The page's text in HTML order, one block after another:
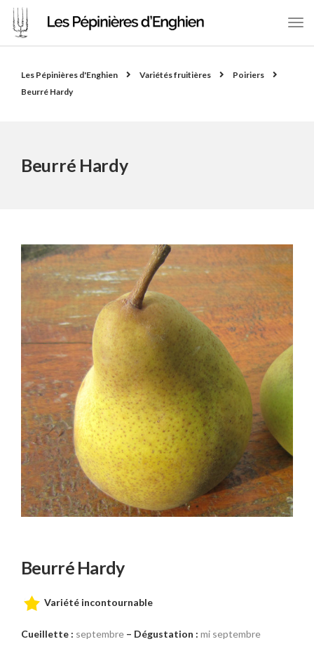
Les Pépinières d'Enghien Variétés fruitières
Poiriers
Beurré Hardy
Beurré Hardy
Beurré Hardy
Variété incontournable
Cueillette : septembre – Dégustation : mi septembre